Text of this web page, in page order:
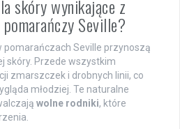
skóry wynikające z
Seville?
pomarańczach Seville przynoszą
skóry. Przede wszystkim
zmarszczek i drobnych linii, co
młodziej. Te naturalne
wolne rodniki, które